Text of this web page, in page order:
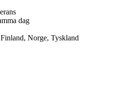
dag
Norge, Tyskland